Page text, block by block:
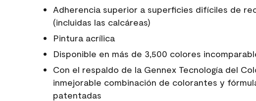
Adherencia superior a superficies difíciles de
(incluidas las calcáreas)
Pintura acrílica
Disponible en más de 3,500 colores
Con el respaldo de la Gennex Tecnología del
inmejorable combinación de colorantes y
patentadas